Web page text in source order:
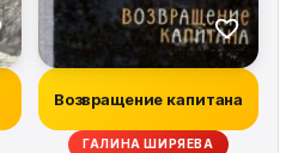
Возвращение капитана
ГАЛИНА ШИРЯЕВА